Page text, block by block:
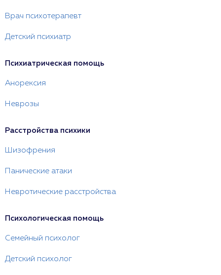
Врач психотерапевт
Детский психиатр
Психиатрическая помощь
Анорексия
Неврозы
Расстройства психики
Шизофрения
Панические атаки
Невротические расстройства
Психологическая помощь
Семейный психолог
Детский психолог